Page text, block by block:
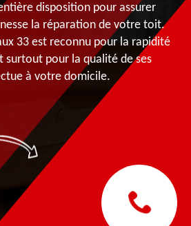
disposition pour assurer
la réparation de votre toit.
33 est reconnu pour la rapidité
surtout pour la qualité de ses
à votre domicile.